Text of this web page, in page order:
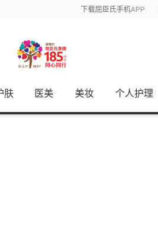
下载屈臣氏手机APP
肤 医美 美妆 个人护理